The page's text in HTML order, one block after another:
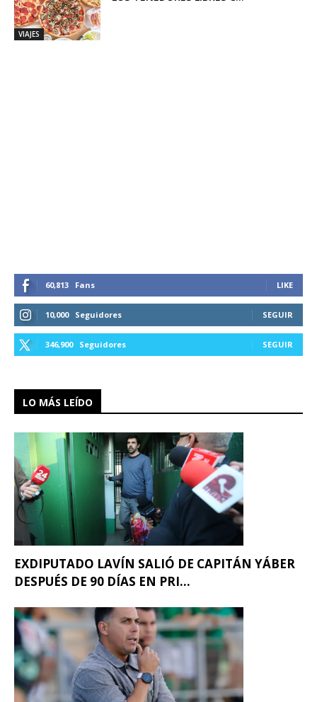
VIAJES
60,813 Fans LIKE
10,000 Seguidores SEGUIR
346,900 Seguidores SEGUIR
LO MÁS LEÍDO
EXDIPUTADO LAVÍN SALIÓ DE CAPITÁN YÁBER
DESPUÉS DE 90 DÍAS EN PRI...